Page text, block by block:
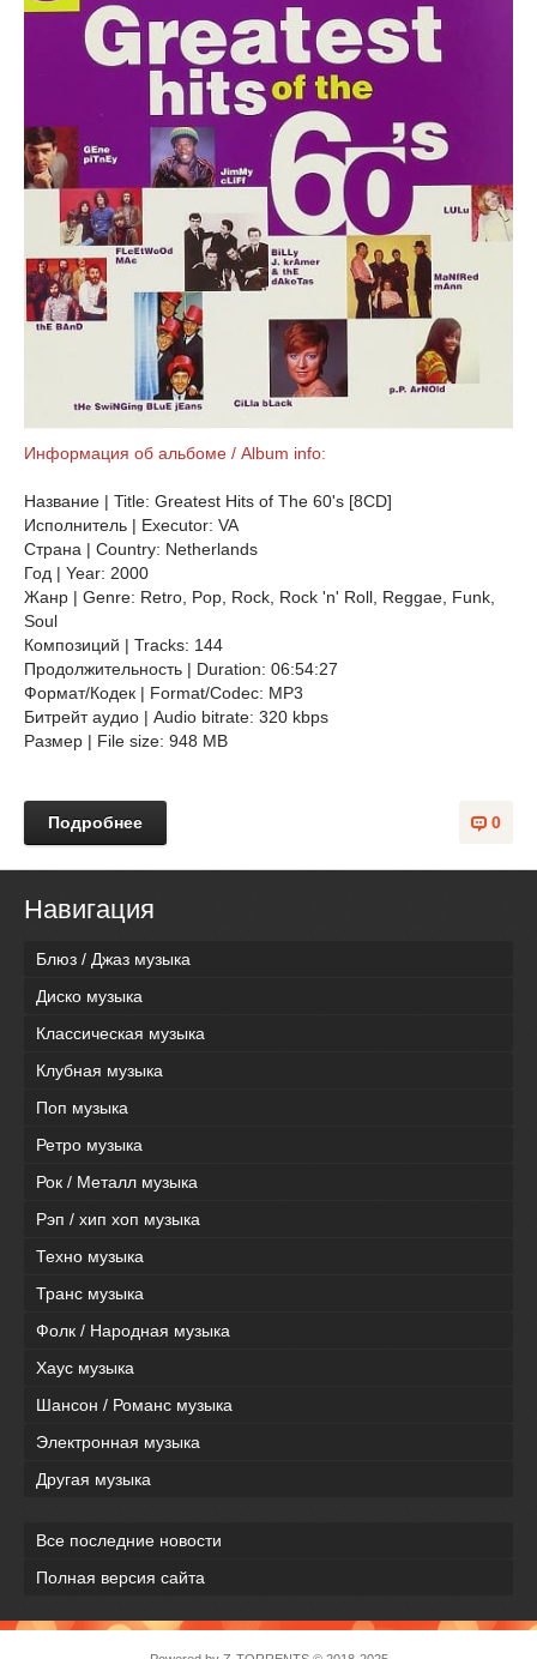
Информация об альбоме / Album info:
Название | Title: Greatest Hits of The 60's [8CD]
Исполнитель | Executor: VA
Страна | Country: Netherlands
Год | Year: 2000
Жанр | Genre: Retro, Pop, Rock, Rock 'n' Roll, Reggae, Funk,
Soul
Композиций | Tracks: 144
Продолжительность | Duration: 06:54:27
Формат/Кодек | Format/Codec: MP3
Битрейт аудио | Audio bitrate: 320 kbps
Размер | File size: 948 MB
0
Подробнее
Навигация
Блюз / Джаз музыка
Диско музыка
Классическая музыка
Клубная музыка
Поп музыка
Ретро музыка
Рок / Металл музыка
Рэп / хип хоп музыка
Техно музыка
Транс музыка
Фолк / Народная музыка
Хаус музыка
Шансон / Романс музыка
Электронная музыка
Другая музыка
Все последние новости
Полная версия сайта